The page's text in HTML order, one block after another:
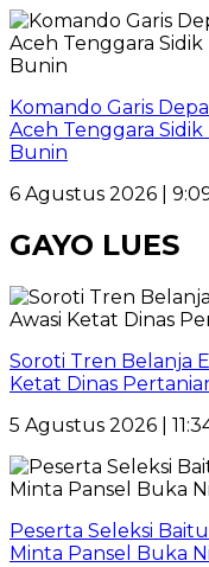
Komando Garis
Aceh Tenggara
Bunin
6 Agustus 2026 |
GAYO LUES
Soroti Tren Belanja
Ketat Dinas
5 Agustus 2026 |
Peserta Seleksi
Minta Pansel Buka